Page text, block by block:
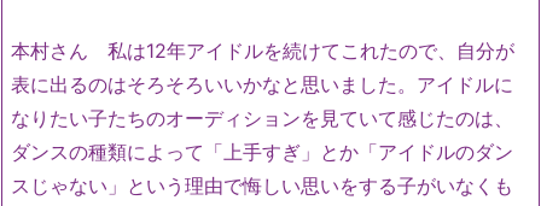
本村さん 私は12年アイドルを続けてこれたので、自分が
表に出るのはそろそろいいかなと思いました。アイドルに
なりたい子たちのオーディションを見ていて感じたのは、
ダンスの種類によって「上手すぎ」とか「アイドルのダン
スじゃない」という理由で悔しい思いをする子がいなくも